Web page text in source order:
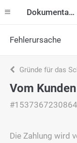
Dokumentation
Fehlerursache
Gründe für das
Vom
#1537367230864
Die Zahlung wird